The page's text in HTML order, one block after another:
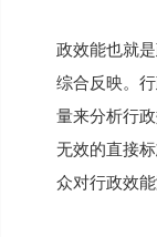
政效能也就
综合反映。
量来分析行
无效的直接
众对行政效